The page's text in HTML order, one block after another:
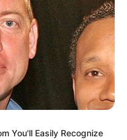
You'll Easily Recognize